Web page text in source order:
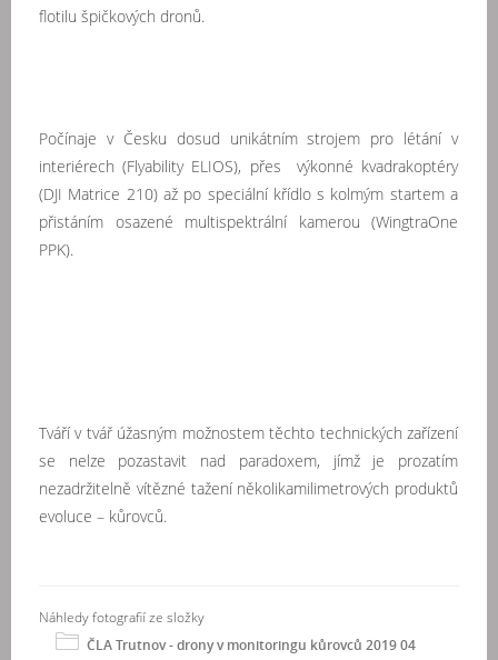
flotilu špičkových dronů.
Počínaje v Česku dosud unikátním strojem pro létání v
interiérech (Flyability ELIOS), přes výkonné kvadrakoptéry
(DJI Matrice 210) až po speciální křídlo s kolmým startem a
přistáním osazené multispektrální kamerou (WingtraOne
PPK).
Tváří v tvář úžasným možnostem těchto technických zařízení
se nelze pozastavit nad paradoxem, jímž je prozatím
nezadržitelně vítězné tažení několikamilimetrových produktů
evoluce – kůrovců.
Náhledy fotografií ze složky
ČLA Trutnov - drony v monitoringu kůrovců 2019 04